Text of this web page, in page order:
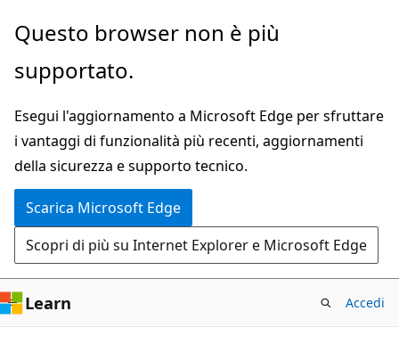
Ignora
passa
contenuto
principale
Questo browser non è più
supportato.
Esegui l'aggiornamento a Microsoft Edge per sfruttare
i vantaggi di funzionalità più recenti, aggiornamenti
della sicurezza e supporto tecnico.
Scarica Microsoft Edge
Scopri di più su Internet Explorer e Microsoft Edge
Learn Accedi